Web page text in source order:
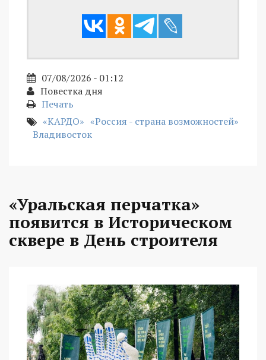
07/08/2026 - 01:12
Повестка дня
Печать
«КАРДО» «Россия - страна возможностей»
Владивосток
«Уральская перчатка»
появится в Историческом
сквере в День строителя